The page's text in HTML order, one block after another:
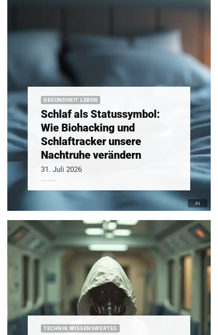
GESUNDHEIT LEBEN
Schlaf als Statussymbol:
Wie Biohacking und
Schlaftracker unsere
Nachtruhe verändern
31. Juli 2026
TECHNIK WISSENSWERTES